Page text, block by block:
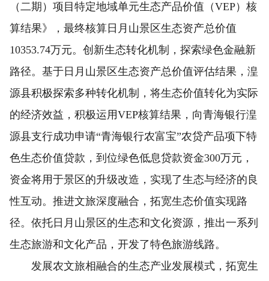
（二期）项目特定地域单元生态产品价值（VEP）核
算结果》，最终核算日月山景区生态资产总价值
10353.74万元。创新生态转化机制，探索绿色金融新
路径。基于日月山景区生态资产总价值评估结果，湟
源县积极探索多种转化机制，将生态价值转化为实际
的经济效益，积极运用VEP核算结果，向青海银行湟
源县支行成功申请“青海银行农富宝”农贷产品项下特
色生态价值贷款，到位绿色低息贷款资金300万元，
资金将用于景区的升级改造，实现了生态与经济的良
性互动。推进文旅深度融合，拓宽生态价值实现路
径。依托日月山景区的生态和文化资源，推出一系列
生态旅游和文化产品，开发了特色旅游线路。
发展农文旅相融合的生态产业发展模式，拓宽生